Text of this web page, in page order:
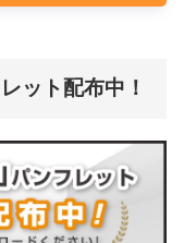
ット配布中！